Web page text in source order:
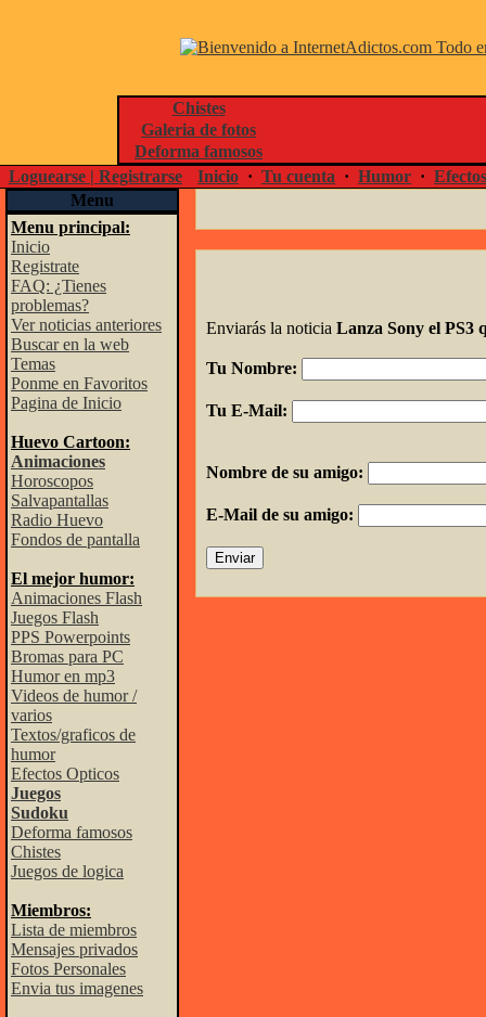
Chistes
Galeria de fotos
Deforma famosos
Loguearse | Registrarse
Inicio · Tu cuenta · Humor ·
Menu
Menu principal:
Inicio
Registrate
FAQ: ¿Tienes
problemas?
Ver noticias anteriores
Buscar en la web
Temas
Ponme en Favoritos
Pagina de Inicio
Huevo Cartoon:
Animaciones
Horoscopos
Salvapantallas
Radio Huevo
Fondos de pantalla
El mejor humor:
Animaciones Flash
Juegos Flash
PPS Powerpoints
Bromas para PC
Humor en mp3
Videos de humor /
varios
Textos/graficos de
humor
Efectos Opticos
Juegos
Sudoku
Deforma famosos
Chistes
Juegos de logica
Miembros:
Lista de miembros
Mensajes privados
Fotos Personales
Envia tus imagenes
Enviarás la noticia Lanza Sony el PS3
Tu Nombre:
Tu E-Mail:
Nombre de su amigo:
E-Mail de su amigo: